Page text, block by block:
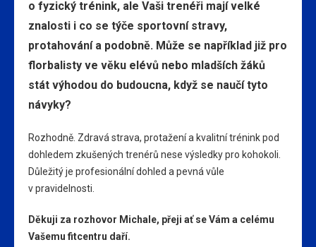
o fyzický trénink, ale Vaši trenéři mají velké
znalosti i co se týče sportovní stravy,
protahování a podobně. Může se například již pro
florbalisty ve věku elévů nebo mladších žáků
stát výhodou do budoucna, když se naučí tyto
návyky?
Rozhodně. Zdravá strava, protažení a kvalitní trénink pod
dohledem zkušených trenérů nese výsledky pro kohokoli.
Důležitý je profesionální dohled a pevná vůle
v pravidelnosti.
Děkuji za rozhovor Michale, přeji ať se Vám a celému
Vašemu fitcentru daří.